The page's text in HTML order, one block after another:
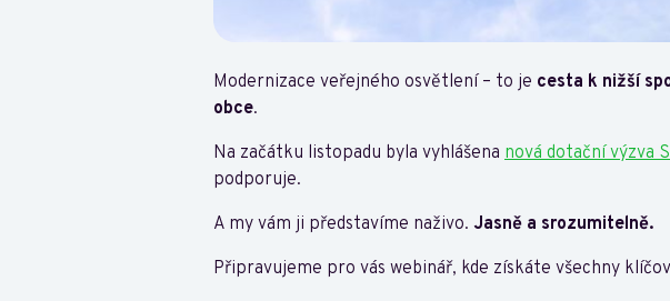
Modernizace veřejného osvětlení – to je cesta k nižší
obce.
Na začátku listopadu byla vyhlášena nová dotační výzva
podporuje.
A my vám ji představíme naživo. Jasně a srozumitelně.
Připravujeme pro vás webinář, kde získáte všechny